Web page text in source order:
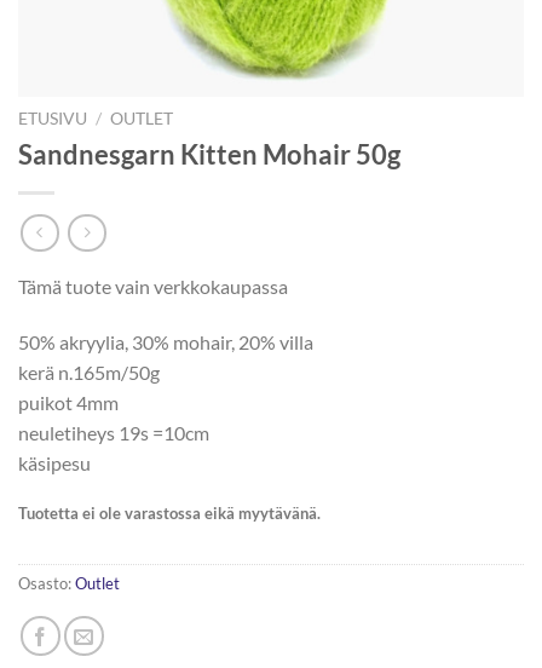
ETUSIVU / OUTLET
Sandnesgarn Kitten Mohair 50g
Tämä tuote vain verkkokaupassa
50% akryylia, 30% mohair, 20% villa
kerä n.165m/50g
puikot 4mm
neuletiheys 19s =10cm
käsipesu
Tuotetta ei ole varastossa eikä myytävänä.
Osasto:Outlet